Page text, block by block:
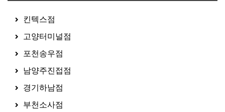
킨텍스점
고양터미널점
포천송우점
남양주진접점
경기하남점
부천소사점